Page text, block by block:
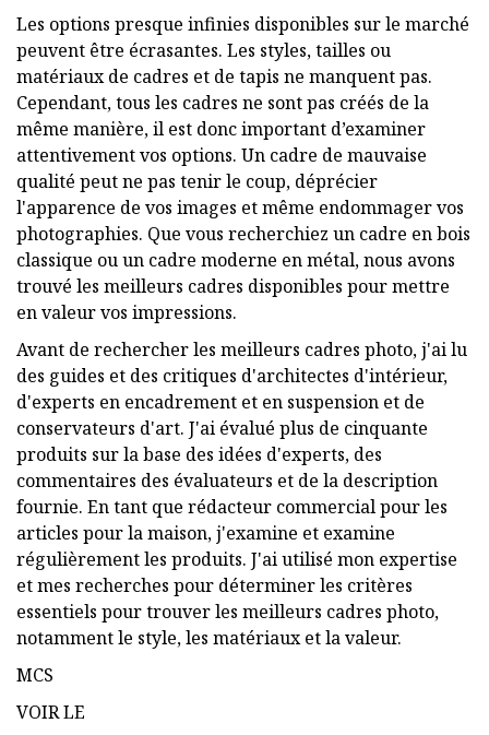
Les options presque infinies disponibles sur le marché
peuvent être écrasantes. Les styles, tailles ou
matériaux de cadres et de tapis ne manquent pas.
Cependant, tous les cadres ne sont pas créés de la
même manière, il est donc important d’examiner
attentivement vos options. Un cadre de mauvaise
qualité peut ne pas tenir le coup, déprécier
l'apparence de vos images et même endommager vos
photographies. Que vous recherchiez un cadre en bois
classique ou un cadre moderne en métal, nous avons
trouvé les meilleurs cadres disponibles pour mettre
en valeur vos impressions.
Avant de rechercher les meilleurs cadres photo, j'ai lu
des guides et des critiques d'architectes d'intérieur,
d'experts en encadrement et en suspension et de
conservateurs d'art. J'ai évalué plus de cinquante
produits sur la base des idées d'experts, des
commentaires des évaluateurs et de la description
fournie. En tant que rédacteur commercial pour les
articles pour la maison, j'examine et examine
régulièrement les produits. J'ai utilisé mon expertise
et mes recherches pour déterminer les critères
essentiels pour trouver les meilleurs cadres photo,
notamment le style, les matériaux et la valeur.
MCS
VOIR LE